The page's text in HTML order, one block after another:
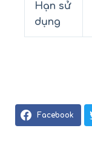
Hạn sử
dụng
Facebook